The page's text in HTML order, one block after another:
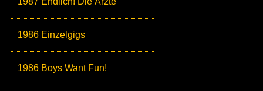
1986 Einzelgigs
1986 Boys Want Fun!